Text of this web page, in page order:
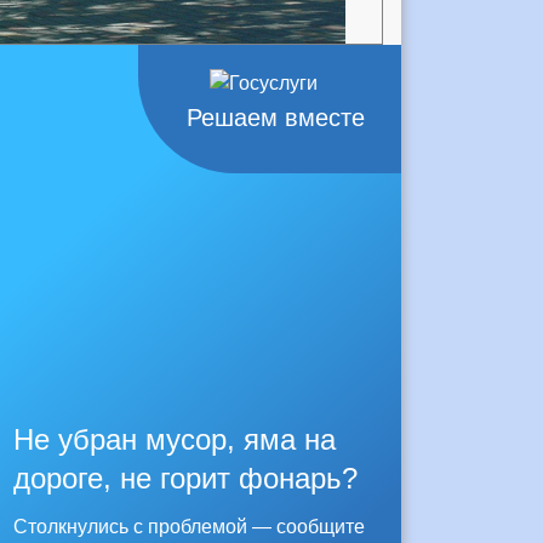
Решаем вместе
Не убран мусор, яма на
дороге, не горит фонарь?
Столкнулись с проблемой — сообщите